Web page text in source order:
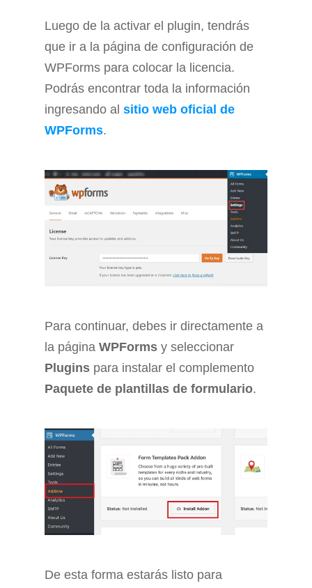
Luego de la activar el plugin, tendrás
que ir a la página de configuración de
WPForms para colocar la licencia.
Podrás encontrar toda la información
ingresando al sitio web oficial de
WPForms.
Para continuar, debes ir directamente a
la página WPForms y seleccionar
Plugins para instalar el complemento
Paquete de plantillas de formulario.
De esta forma estarás listo para